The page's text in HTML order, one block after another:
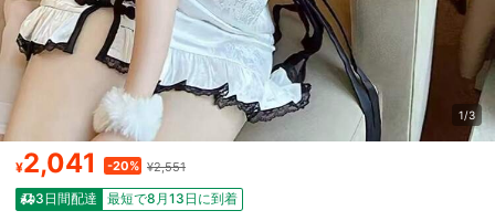
1/3
¥2,041 -20% ¥2,551
3日間配達 最短で8月13日に到着